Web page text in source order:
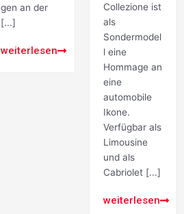
gen an der
[...]
weiterlesen
Collezione ist
als
Sondermodel
l eine
Hommage an
eine
automobile
Ikone.
Verfügbar als
Limousine
und als
Cabriolet [...]
weiterlesen